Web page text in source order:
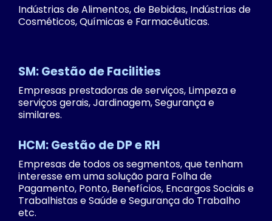
Indústrias de Alimentos, de Bebidas, Indústrias de
Cosméticos, Químicas e Farmacêuticas.
SM: Gestão de Facilities
Empresas prestadoras de serviços, Limpeza e
serviços gerais, Jardinagem, Segurança e
similares.
HCM: Gestão de DP e RH
Empresas de todos os segmentos, que tenham
interesse em uma solução para Folha de
Pagamento, Ponto, Benefícios, Encargos Sociais e
Trabalhistas e Saúde e Segurança do Trabalho
etc.